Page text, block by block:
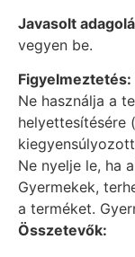
Javasolt
vegyen be.
Figyelmeztetés:
Ne használja a
helyettesítésére
Ne nyelje le, ha
Gyermekek,
a terméket.
Összetevők: